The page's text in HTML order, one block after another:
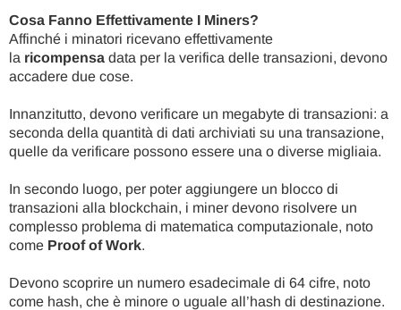
Cosa Fanno Effettivamente I Miners?
Affinché i minatori ricevano effettivamente
la ricompensa data per la verifica delle transazioni, devono
accadere due cose.
Innanzitutto, devono verificare un megabyte di transazioni: a
seconda della quantità di dati archiviati su una transazione,
quelle da verificare possono essere una o diverse migliaia.
In secondo luogo, per poter aggiungere un blocco di
transazioni alla blockchain, i miner devono risolvere un
complesso problema di matematica computazionale, noto
come Proof of Work.
Devono scoprire un numero esadecimale di 64 cifre, noto
come hash, che è minore o uguale all’hash di destinazione.